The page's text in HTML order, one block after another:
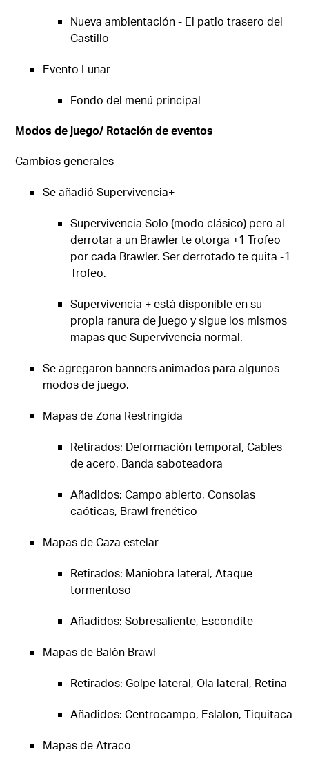
Nueva ambientación - El patio trasero del
Castillo
Evento Lunar
Fondo del menú principal
Modos de juego/ Rotación de eventos
Cambios generales
Se añadió Supervivencia+
Supervivencia Solo (modo clásico) pero al
derrotar a un Brawler te otorga +1 Trofeo
por cada Brawler. Ser derrotado te quita -1
Trofeo.
Supervivencia + está disponible en su
propia ranura de juego y sigue los mismos
mapas que Supervivencia normal.
Se agregaron banners animados para algunos
modos de juego.
Mapas de Zona Restringida
Retirados: Deformación temporal, Cables
de acero, Banda saboteadora
Añadidos: Campo abierto, Consolas
caóticas, Brawl frenético
Mapas de Caza estelar
Retirados: Maniobra lateral, Ataque
tormentoso
Añadidos: Sobresaliente, Escondite
Mapas de Balón Brawl
Retirados: Golpe lateral, Ola lateral, Retina
Añadidos: Centrocampo, Eslalon, Tiquitaca
Mapas de Atraco